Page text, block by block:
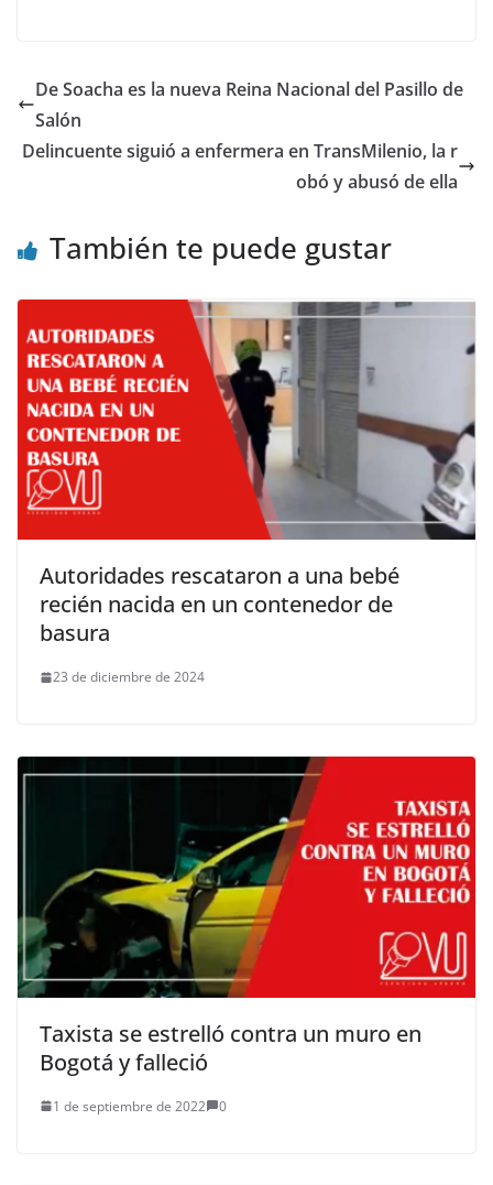
De Soacha es la nueva Reina Nacional del Pasillo de
Salón
Delincuente siguió a enfermera en TransMilenio, la r
obó y abusó de ella
También te puede gustar
Autoridades rescataron a una bebé
recién nacida en un contenedor de
basura
23 de diciembre de 2024
Taxista se estrelló contra un muro en
Bogotá y falleció
1 de septiembre de 2022 0